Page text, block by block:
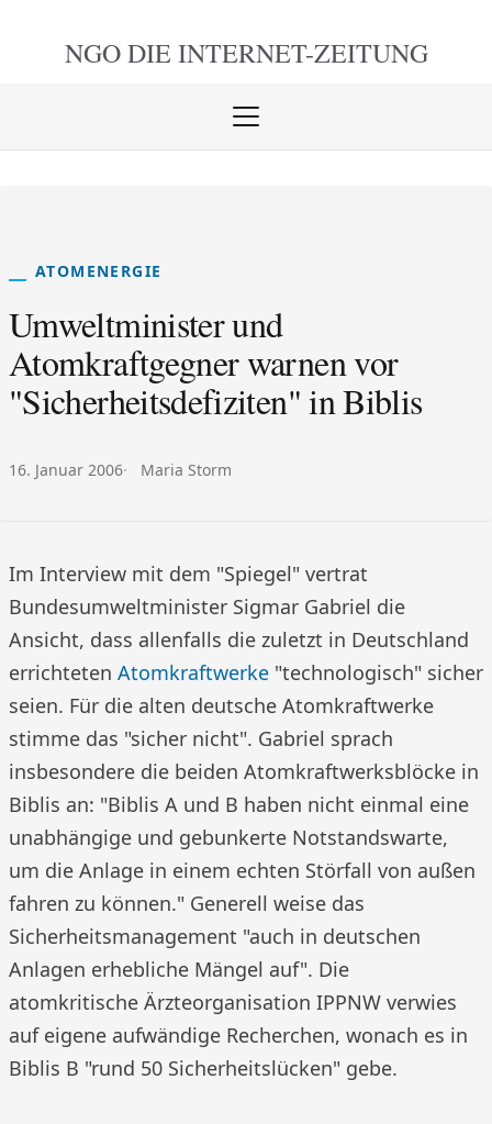
NGO DIE INTERNET-ZEITUNG
Menü
ATOMENERGIE
Umweltminister und
Atomkraftgegner warnen vor
"Sicherheitsdefiziten" in Biblis
Veröffentlicht am:
16. Januar 2006 Autor:
Maria Storm
Im Interview mit dem "Spiegel" vertrat
Bundesumweltminister Sigmar Gabriel die
Ansicht, dass allenfalls die zuletzt in Deutschland
errichteten Atomkraftwerke "technologisch" sicher
seien. Für die alten deutsche Atomkraftwerke
stimme das "sicher nicht". Gabriel sprach
insbesondere die beiden Atomkraftwerksblöcke in
Biblis an: "Biblis A und B haben nicht einmal eine
unabhängige und gebunkerte Notstandswarte,
um die Anlage in einem echten Störfall von außen
fahren zu können." Generell weise das
Sicherheitsmanagement "auch in deutschen
Anlagen erhebliche Mängel auf". Die
atomkritische Ärzteorganisation IPPNW verwies
auf eigene aufwändige Recherchen, wonach es in
Biblis B "rund 50 Sicherheitslücken" gebe.